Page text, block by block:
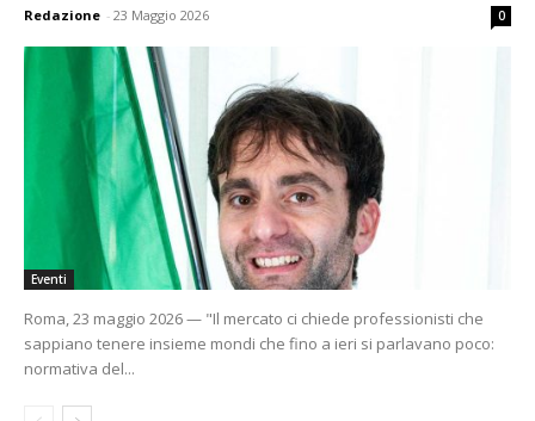
Redazione - 23 Maggio 2026 0
Eventi
Roma, 23 maggio 2026 — "Il mercato ci chiede professionisti che
sappiano tenere insieme mondi che fino a ieri si parlavano poco:
normativa del...